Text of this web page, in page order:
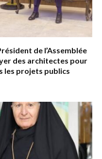
de l’Assemblée
des architectes pour
les projets publics